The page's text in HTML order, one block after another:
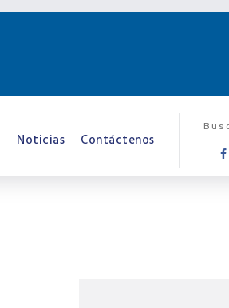
Noticias Contáctenos